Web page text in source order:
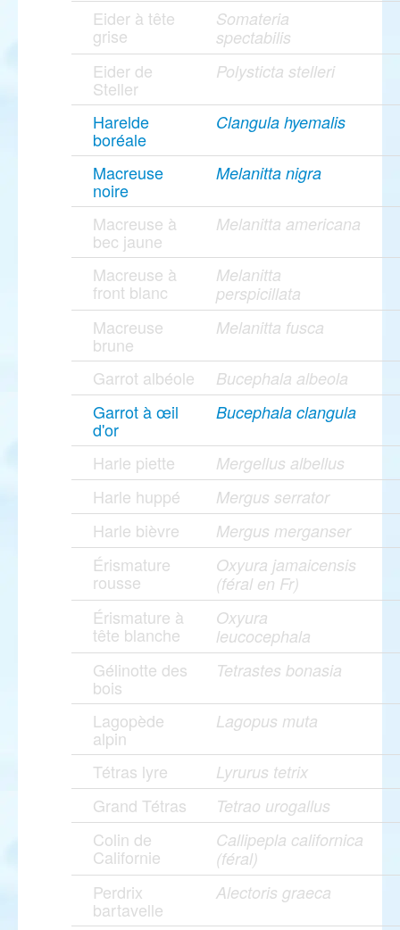
Eider à tête
grise
Somateria
spectabilis
Eider de
Steller
Polysticta stelleri
Harelde
boréale
Clangula hyemalis
Macreuse
noire
Melanitta nigra
Macreuse à
bec jaune
Melanitta americana
Macreuse à
front blanc
Melanitta
perspicillata
Macreuse
brune
Melanitta fusca
Garrot albéole Bucephala albeola
Garrot à œil
d'or
Bucephala clangula
Harle piette Mergellus albellus
Harle huppé Mergus serrator
Harle bièvre Mergus merganser
Érismature
rousse
Oxyura jamaicensis
(féral en Fr)
Érismature à
tête blanche
Oxyura
leucocephala
Gélinotte des
bois
Tetrastes bonasia
Lagopède
alpin
Lagopus muta
Tétras lyre Lyrurus tetrix
Grand Tétras Tetrao urogallus
Colin de
Californie
Callipepla californica
(féral)
Perdrix
bartavelle
Alectoris graeca